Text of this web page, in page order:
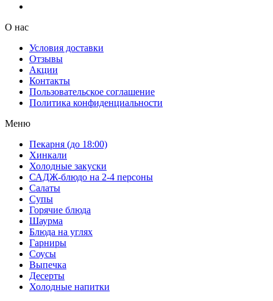
О нас
Условия доставки
Отзывы
Акции
Контакты
Пользовательское соглашение
Политика конфиденциальности
Меню
Пекарня (до 18:00)
Хинкали
Холодные закуски
САДЖ-блюдо на 2-4 персоны
Салаты
Супы
Горячие блюда
Шаурма
Блюда на углях
Гарниры
Соусы
Выпечка
Десерты
Холодные напитки